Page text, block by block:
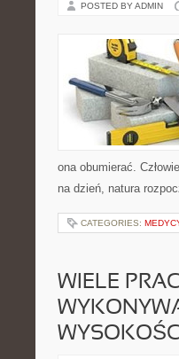
POSTED BY ADMIN
ona obumierać.
na dzień, natura
CATEGORIES:
WIELE